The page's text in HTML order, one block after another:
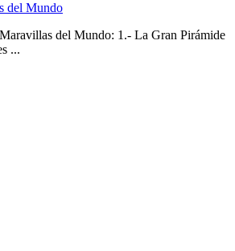
del Mundo
del Mundo: 1.- La Gran Pirámide
...